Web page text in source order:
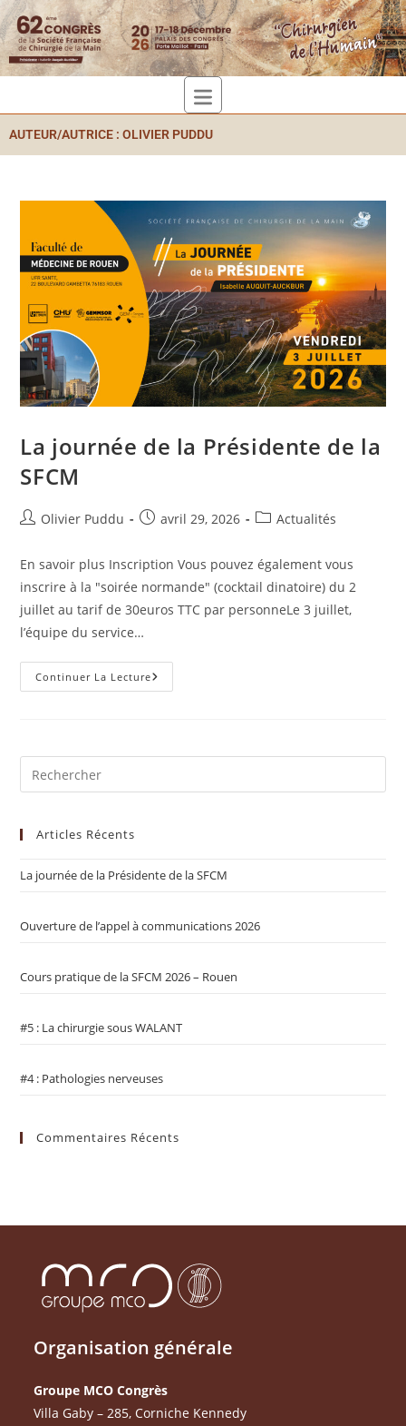
AUTEUR/AUTRICE : OLIVIER PUDDU
La journée de la Présidente de la
SFCM
Olivier Puddu avril 29, 2026 Actualités
En savoir plus Inscription Vous pouvez également vous
inscrire à la "soirée normande" (cocktail dinatoire) du 2
juillet au tarif de 30euros TTC par personneLe 3 juillet,
l’équipe du service…
Continuer La Lecture
Articles Récents
La journée de la Présidente de la SFCM
Ouverture de l’appel à communications 2026
Cours pratique de la SFCM 2026 – Rouen
#5 : La chirurgie sous WALANT
#4 : Pathologies nerveuses
Commentaires Récents
Organisation générale
Groupe MCO Congrès
Villa Gaby – 285, Corniche Kennedy